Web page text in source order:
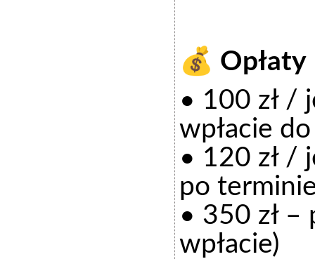
💰 Opłaty
• 100 zł /
wpłacie
• 120 zł /
po
• 350 zł
wpłacie)